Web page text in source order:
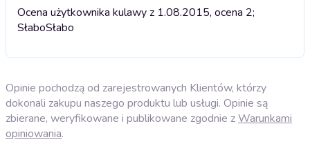
Ocena użytkownika kulawy z 1.08.2015, ocena 2;
SłaboSłabo
Opinie pochodzą od zarejestrowanych Klientów, którzy
dokonali zakupu naszego produktu lub usługi. Opinie są
zbierane, weryfikowane i publikowane zgodnie zWarunkami
opiniowania.